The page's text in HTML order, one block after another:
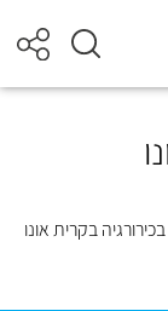
בקרית אונו